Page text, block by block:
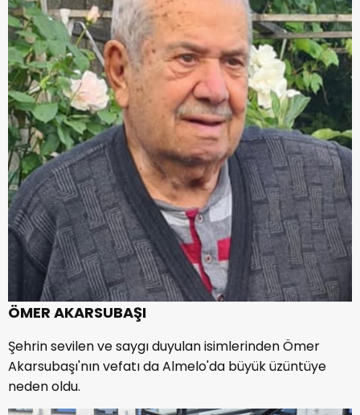
ÖMER AKARSUBAŞI
Şehrin sevilen ve saygı duyulan isimlerinden Ömer
Akarsubaşı'nın vefatı da Almelo'da büyük üzüntüye
neden oldu.